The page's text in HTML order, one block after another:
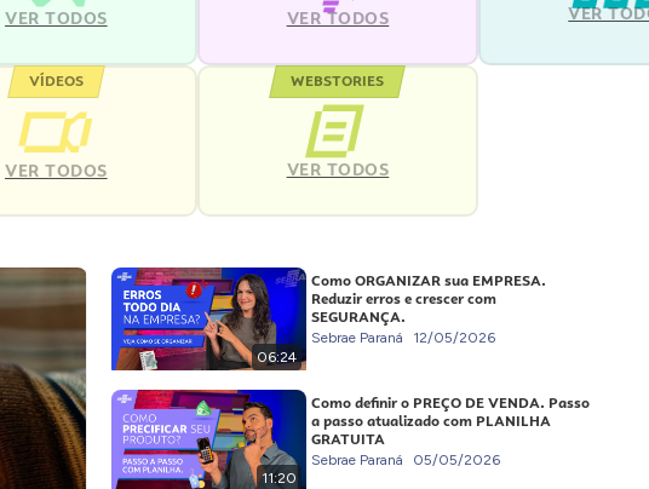
VER TODOS VER TODOS VER
VÍDEOS
VER TODOS
WEBSTORIES
VER TODOS
06:24
Como ORGANIZAR sua EMPRESA.
Reduzir erros e crescer com
SEGURANÇA.
Sebrae Paraná 12/05/2026
11:20
Como definir o PREÇO DE VENDA. Passo
a passo atualizado com PLANILHA
GRATUITA
Sebrae Paraná 05/05/2026